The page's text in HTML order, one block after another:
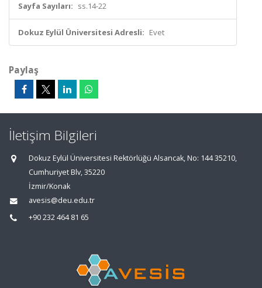
Sayfa Sayıları: ss.14-22
Dokuz Eylül Üniversitesi Adresli: Evet
Paylaş
İletişim Bilgileri
Dokuz Eylül Üniversitesi Rektörlüğü Alsancak, No: 144 35210,
Cumhuriyet Blv, 35220
İzmir/Konak
avesis@deu.edu.tr
+90 232 464 81 65